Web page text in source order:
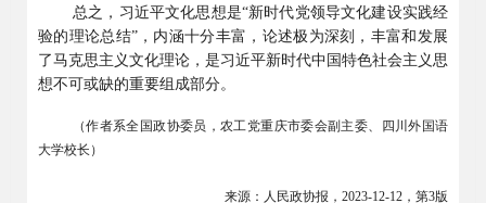
总之，习近平文化思想是“新时代党领导文化建设实践经
验的理论总结”，内涵十分丰富，论述极为深刻，丰富和发展
了马克思主义文化理论，是习近平新时代中国特色社会主义思
想不可或缺的重要组成部分。
（作者系全国政协委员，农工党重庆市委会副主委、四川外国语
大学校长）
来源：人民政协报，2023-12-12，第3版